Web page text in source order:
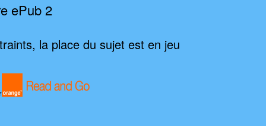
ePub 2
la place du sujet est en jeu